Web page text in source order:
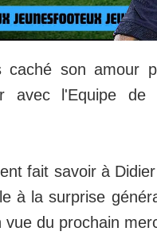
caché son amour
avec l'Equipe
fait savoir à
à la surprise
vue du prochain